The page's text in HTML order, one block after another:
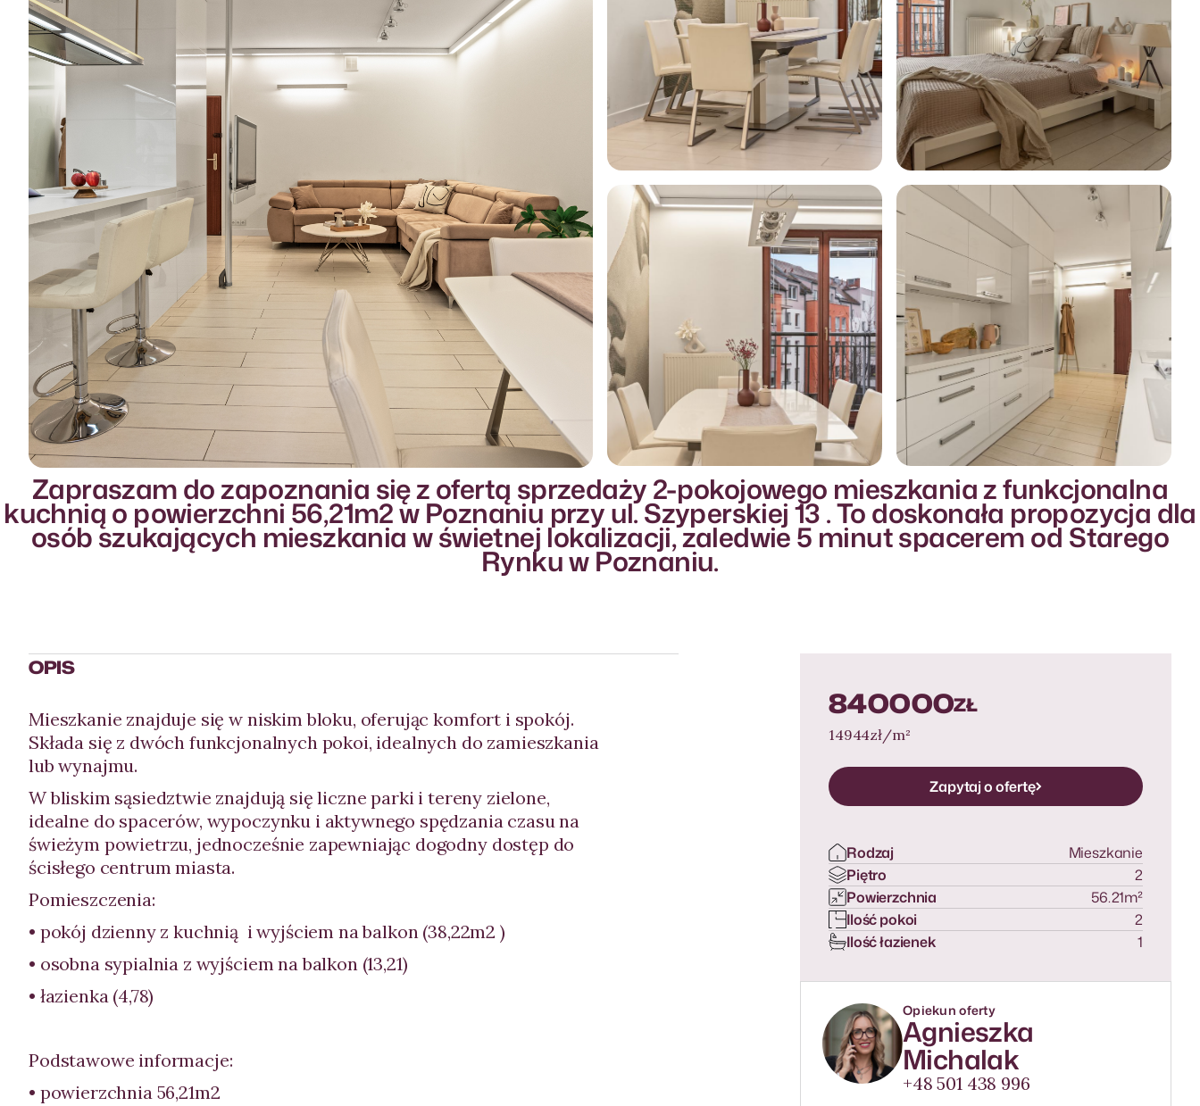
Więcej zdjęć
Więcej zdjęć
Zapraszam do zapoznania się z ofertą sprzedaży 2-pokojowego mieszkania z funkcjonalna
kuchnią o powierzchni 56,21m2 w Poznaniu przy ul. Szyperskiej 13 . To doskonała propozycja dla
osób szukających mieszkania w świetnej lokalizacji, zaledwie 5 minut spacerem od Starego
Rynku w Poznaniu.
OPIS
Mieszkanie znajduje się w niskim bloku, oferując komfort i spokój.
Składa się z dwóch funkcjonalnych pokoi, idealnych do zamieszkania
lub wynajmu.
W bliskim sąsiedztwie znajdują się liczne parki i tereny zielone,
idealne do spacerów, wypoczynku i aktywnego spędzania czasu na
świeżym powietrzu, jednocześnie zapewniając dogodny dostęp do
ścisłego centrum miasta.
Pomieszczenia:
• pokój dzienny z kuchnią i wyjściem na balkon (38,22m2 )
• osobna sypialnia z wyjściem na balkon (13,21)
• łazienka (4,78)
Podstawowe informacje:
• powierzchnia 56,21m2
840000ZŁ
14944zł/m²
Zapytaj o ofertę
Zapytaj o ofertę
Rodzaj
Mieszkanie
Piętro
2
Powierzchnia
56.21m²
Ilość pokoi
2
Ilość łazienek
1
Opiekun oferty
Agnieszka
Michalak
+48 501 438 996